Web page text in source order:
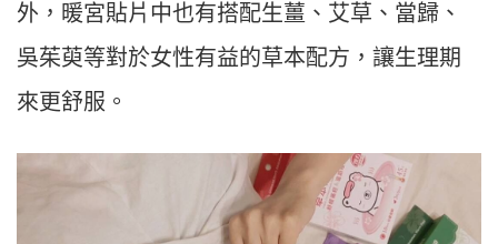
外，暖宮貼片中也有搭配生薑、艾草、當歸、
吳茱萸等對於女性有益的草本配方，讓生理期
來更舒服。